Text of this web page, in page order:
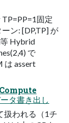
TP=PP=1固定
ン: [DP,TP] が
等 Hybrid
で
は assert
タ書き出し
扱われる（1チ